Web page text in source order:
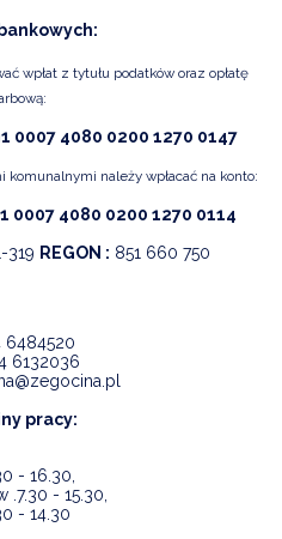
wpłat z tytułu podatków oraz opłatę
0007 4080 0200 1270 0147
komunalnymi należy wpłacać na konto:
0007 4080 0200 1270 0114
319 REGON : 851 660 750
6484520
6132036
pracy:
- 16.30,
.7.30 - 15.30,
- 14.30